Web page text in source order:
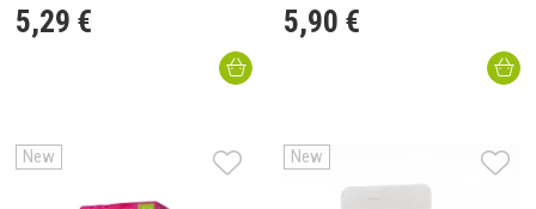
5,29 € 5,90 €
New New